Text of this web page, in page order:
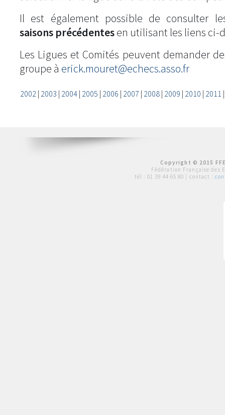
Il est également possible de consulter
saisons précédentesen utilisant les liens ci-
Les Ligues et Comités peuvent demander
groupe à erick.mouret@echecs.asso.fr
2002| 2003 | 2004| 2005 | 2006 | 2007 | 2008| 2009 | 2010 | 2011
Copyright © 2015
Fédération Française des
tél : 01 39 44 65 80 | contact :